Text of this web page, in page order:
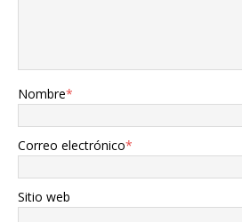
Nombre*
Correo electrónico*
Sitio web